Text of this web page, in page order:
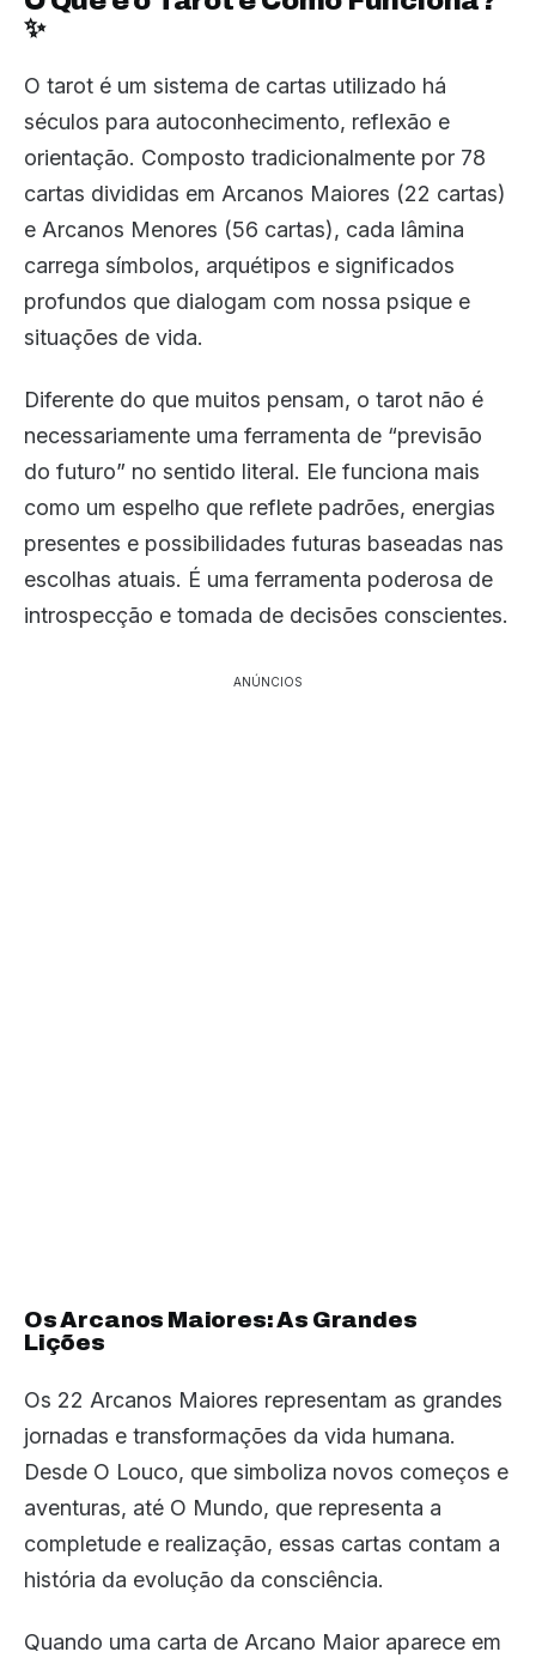
✨
O tarot é um sistema de cartas utilizado há
séculos para autoconhecimento, reflexão e
orientação. Composto tradicionalmente por 78
cartas divididas em Arcanos Maiores (22 cartas)
e Arcanos Menores (56 cartas), cada lâmina
carrega símbolos, arquétipos e significados
profundos que dialogam com nossa psique e
situações de vida.
Diferente do que muitos pensam, o tarot não é
necessariamente uma ferramenta de “previsão
do futuro” no sentido literal. Ele funciona mais
como um espelho que reflete padrões, energias
presentes e possibilidades futuras baseadas nas
escolhas atuais. É uma ferramenta poderosa de
introspecção e tomada de decisões conscientes.
ANÚNCIOS
Os Arcanos Maiores: As Grandes
Lições
Os 22 Arcanos Maiores representam as grandes
jornadas e transformações da vida humana.
Desde O Louco, que simboliza novos começos e
aventuras, até O Mundo, que representa a
completude e realização, essas cartas contam a
história da evolução da consciência.
Quando uma carta de Arcano Maior aparece em